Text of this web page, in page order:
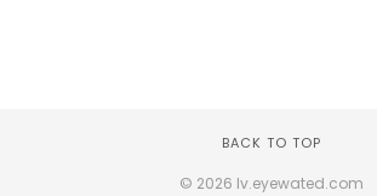
BACK TO TOP
© 2026 lv.eyewated.com